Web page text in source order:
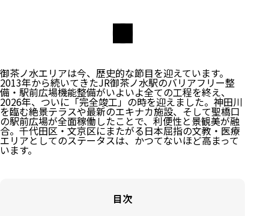
御茶ノ水エリアは今、歴史的な節目を迎えています。
2013年から続いてきたJR御茶ノ水駅のバリアフリー整
備・駅前広場機能整備がいよいよ全ての工程を終え、
2026年、ついに「完全竣工」の時を迎えました。神田川
を臨む絶景テラスや最新のエキナカ施設、そして聖橋口
の駅前広場が全面稼働したことで、利便性と景観美が融
合。千代田区・文京区にまたがる日本屈指の文教・医療
エリアとしてのステータスは、かつてないほど高まって
います。
目次